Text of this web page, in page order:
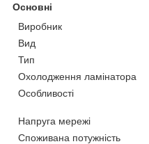
Основні
Виробник
Вид
Тип
Охолодження ламінатора
Особливості
Напруга мережі
Споживана потужність